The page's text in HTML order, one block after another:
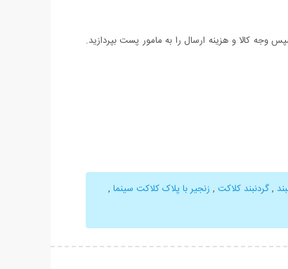
کالا و هزینه ارسال را به مامور پست بپردازید.
,گردنبند کلاکت , زنجیر با پلاک کلاکت سینما ,